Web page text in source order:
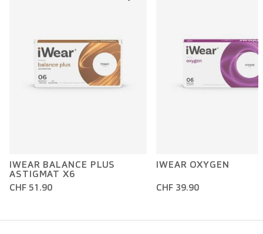
IWEAR BALANCE PLUS
ASTIGMAT X6
CHF 51.90
IWEAR OXYGEN
CHF 39.90